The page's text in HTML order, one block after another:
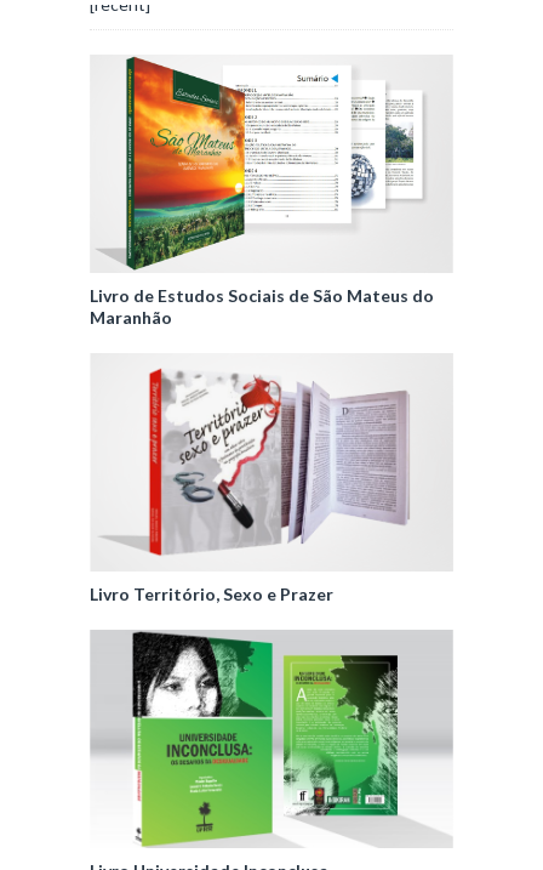
[recent]
Livro de Estudos Sociais de São Mateus do
Maranhão
Livro Território, Sexo e Prazer